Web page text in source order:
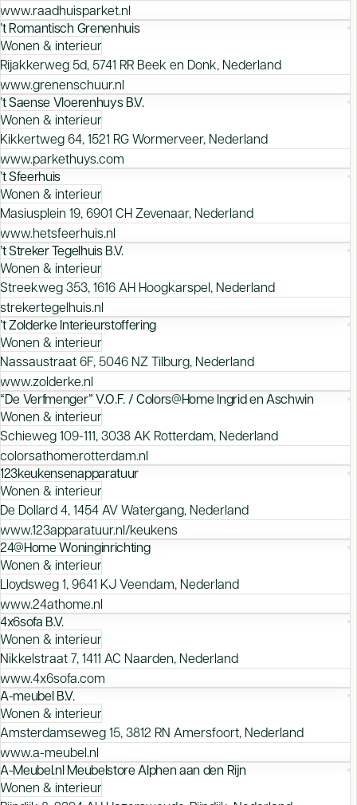
www.raadhuisparket.nl
’t Romantisch Grenenhuis
Wonen & interieur
Rijakkerweg 5d, 5741 RR Beek en Donk, Nederland
www.grenenschuur.nl
’t Saense Vloerenhuys B.V.
Wonen & interieur
Kikkertweg 64, 1521 RG Wormerveer, Nederland
www.parkethuys.com
’t Sfeerhuis
Wonen & interieur
Masiusplein 19, 6901 CH Zevenaar, Nederland
www.hetsfeerhuis.nl
’t Streker Tegelhuis B.V.
Wonen & interieur
Streekweg 353, 1616 AH Hoogkarspel, Nederland
strekertegelhuis.nl
’t Zolderke Interieurstoffering
Wonen & interieur
Nassaustraat 6F, 5046 NZ Tilburg, Nederland
www.zolderke.nl
“De Verfmenger” V.O.F. / Colors@Home Ingrid en Aschwin
Wonen & interieur
Schieweg 109-111, 3038 AK Rotterdam, Nederland
colorsathomerotterdam.nl
123keukensenapparatuur
Wonen & interieur
De Dollard 4, 1454 AV Watergang, Nederland
www.123apparatuur.nl/keukens
24@Home Woninginrichting
Wonen & interieur
Lloydsweg 1, 9641 KJ Veendam, Nederland
www.24athome.nl
4x6sofa B.V.
Wonen & interieur
Nikkelstraat 7, 1411 AC Naarden, Nederland
www.4x6sofa.com
A-meubel B.V.
Wonen & interieur
Amsterdamseweg 15, 3812 RN Amersfoort, Nederland
www.a-meubel.nl
A-Meubel.nl Meubelstore Alphen aan den Rijn
Wonen & interieur